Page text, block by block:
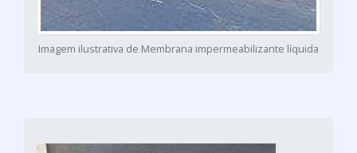
Imagem ilustrativa de Membrana impermeabilizante líquida